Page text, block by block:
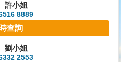
許小姐
8889
查詢
劉小姐
2553